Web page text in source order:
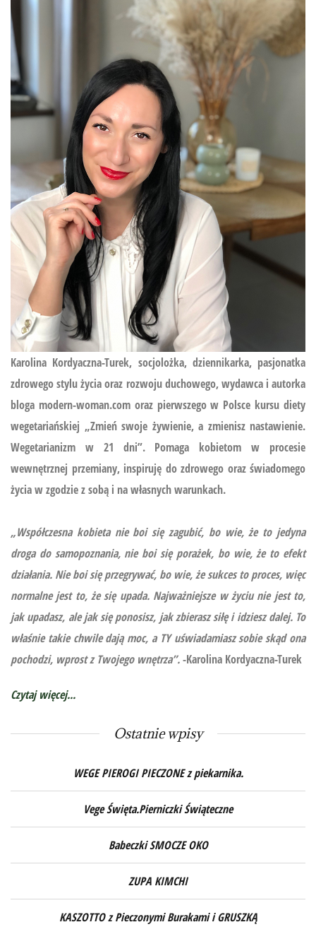
Karolina Kordyaczna-Turek, socjolożka, dziennikarka, pasjonatka
zdrowego stylu życia oraz rozwoju duchowego, wydawca i autorka
bloga modern-woman.com oraz pierwszego w Polsce kursu diety
wegetariańskiej „Zmień swoje żywienie, a zmienisz nastawienie.
Wegetarianizm w 21 dni”.Pomaga kobietom w procesie
wewnętrznej przemiany, inspiruję do zdrowego oraz świadomego
życia w zgodzie z sobą i na własnych warunkach.
„Współczesna kobieta nie boi się zagubić, bo wie, że to jedyna
droga do samopoznania, nie boi się porażek, bo wie, że to efekt
działania. Nie boi się przegrywać, bo wie, że sukces to proces, więc
normalne jest to, że się upada. Najważniejsze w życiu nie jest to,
jak upadasz, ale jak się ponosisz, jak zbierasz siłę i idziesz dalej. To
właśnie takie chwile dają moc, a TY uświadamiasz sobie skąd ona
pochodzi, wprost z Twojego wnętrza”.-Karolina Kordyaczna-Turek
Czytaj więcej...
Ostatnie wpisy
WEGE PIEROGI PIECZONE z piekarnika.
Vege Święta.Pierniczki Świąteczne
Babeczki SMOCZE OKO
ZUPA KIMCHI
KASZOTTO z Pieczonymi Burakami i GRUSZKĄ